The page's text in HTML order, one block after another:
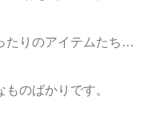
たりのアイテムたち…
のばかりです。